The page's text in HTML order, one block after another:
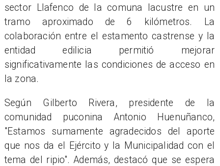
sector Llafenco de la comuna lacustre en un
tramo aproximado de 6 kilómetros. La
colaboración entre el estamento castrense y la
entidad edilicia permitió mejorar
significativamente las condiciones de acceso en
la zona.
Según Gilberto Rivera, presidente de la
comunidad puconina Antonio Huenuñanco,
"Estamos sumamente agradecidos del aporte
que nos da el Ejército y la Municipalidad con el
tema del ripio". Además, destacó que se espera